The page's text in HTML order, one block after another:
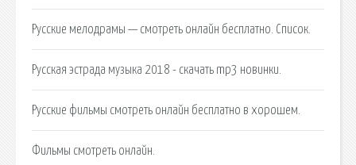
Русские мелодрамы — смотреть онлайн бесплатно. Список.
Русская эстрада музыка 2018 - скачать mp3 новинки.
Русские фильмы смотреть онлайн бесплатно в хорошем.
Фильмы смотреть онлайн.